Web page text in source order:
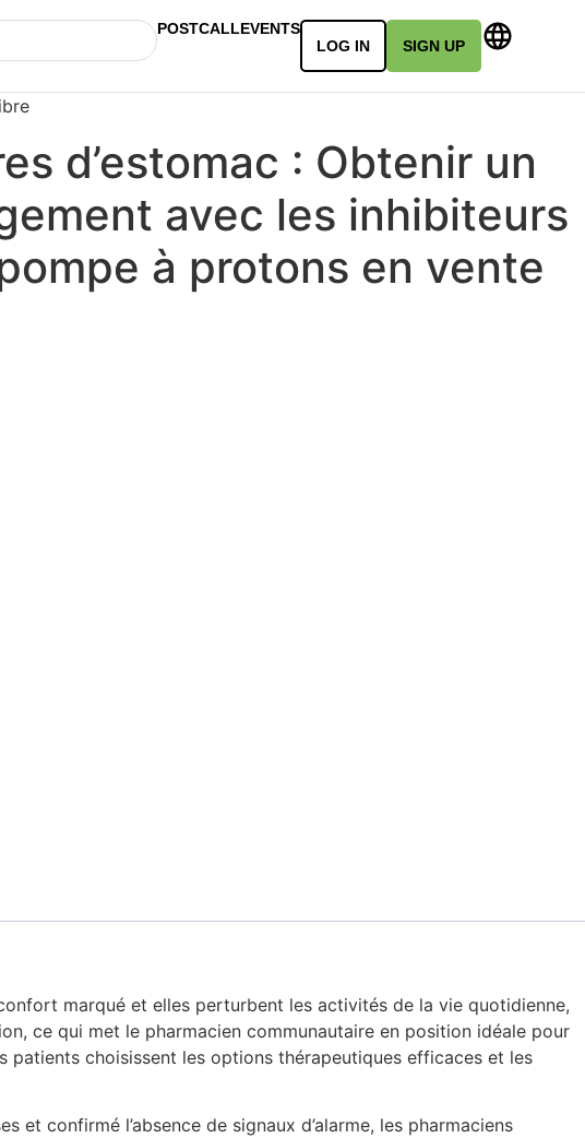
POSTCALLEVENTS
LOG IN
SIGN UP
d’estomac : Obtenir un
avec les inhibiteurs
à protons en vente
marqué et elles perturbent les activités de la vie quotidienne,
ce qui met le pharmacien communautaire en position idéale pour
patients choisissent les options thérapeutiques efficaces et les
confirmé l’absence de signaux d’alarme, les pharmaciens